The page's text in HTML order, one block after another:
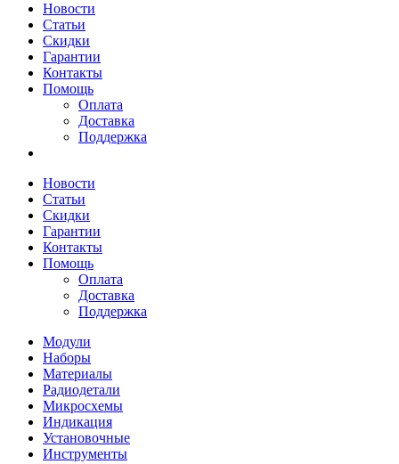
Новости
Статьи
Скидки
Гарантии
Контакты
Помощь
Оплата
Доставка
Поддержка
Новости
Статьи
Скидки
Гарантии
Контакты
Помощь
Оплата
Доставка
Поддержка
Модули
Наборы
Материалы
Радиодетали
Микросхемы
Индикация
Установочные
Инструменты